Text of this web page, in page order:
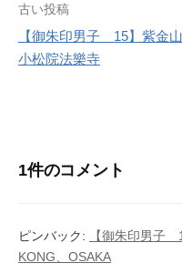
投
稿
ゲ
ー
シ
ョ
古い投稿
【御朱印男子 15】紫金山
小松院法樂寺
1件のコメント
ピンバック:
【御朱印男子
KONG、OSAKA